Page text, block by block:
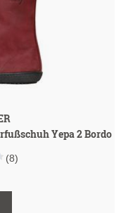
Yepa 2 Bordo
(8)